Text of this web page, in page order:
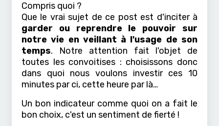
Compris quoi ?
Que le vrai sujet de ce post est d'inciter à
garder ou reprendre le pouvoir sur
notre vie en veillant à l'usage de son
temps. Notre attention fait l'objet de
toutes les convoitises : choisissons donc
dans quoi nous voulons investir ces 10
minutes par ci, cette heure par là…
Un bon indicateur comme quoi on a fait le
bon choix, c'est un sentiment de fierté !